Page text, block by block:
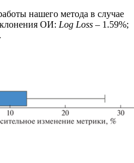
нашего метода в случае
ОИ: Log Loss – 1.59%;
.